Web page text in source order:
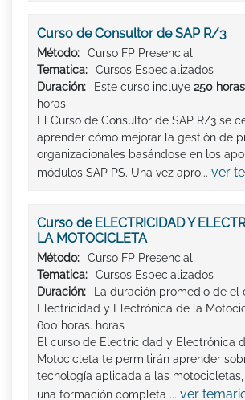
Curso de Consultor de SAP R/3
Método:
Curso FP Presencial
Tematica:
Cursos Especializados
Duración:
Este curso incluye 250 horas
horas
El Curso de Consultor de SAP R/3 se
aprender cómo mejorar la gestión de
organizacionales basándose en los
módulos SAP PS. Una vez apro... ver
Curso de ELECTRICIDAD Y
LA MOTOCICLETA
Método:
Curso FP Presencial
Tematica:
Cursos Especializados
Duración:
La duración promedio de el
Electricidad y Electrónica de la
600 horas. horas
El curso de Electricidad y Electrónica
Motocicleta te permitirán aprender
tecnología aplicada a las
una formación completa ... ver